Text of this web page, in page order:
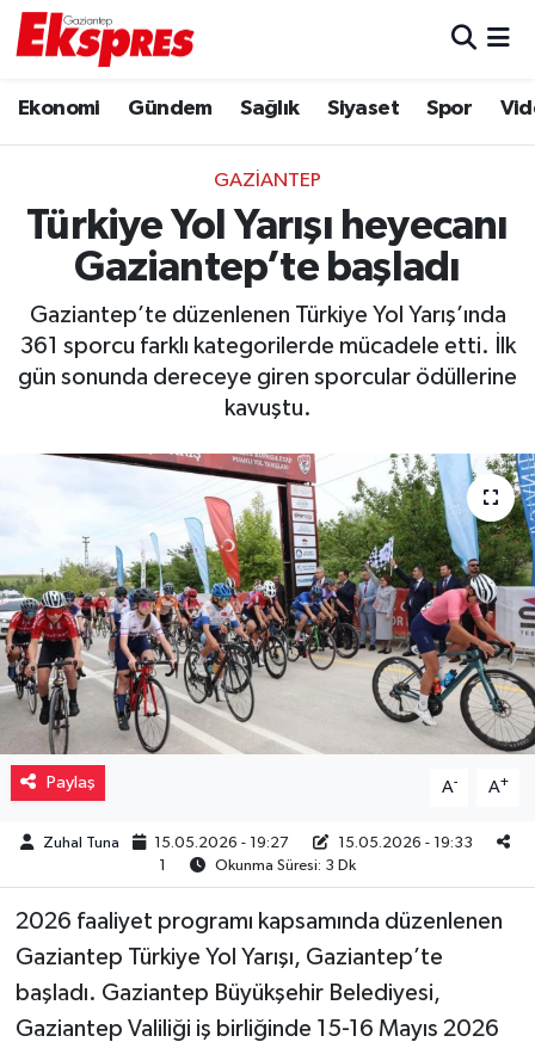
Ekonomi Gündem Sağlık Siyaset Spor
GAZIANTEP
Türkiye Yol Yarışı heyecanı
Gaziantep’te başladı
Gaziantep’te düzenlenen Türkiye Yol Yarış’ında
361 sporcu farklı kategorilerde mücadele etti. İlk
gün sonunda dereceye giren sporcular ödüllerine
kavuştu.
Paylaş A- A+
Zuhal Tuna 15.05.2026 - 19:27
15.05.2026 - 19:33
1
Okunma Süresi: 3 Dk
2026 faaliyet programı kapsamında düzenlenen
Gaziantep Türkiye Yol Yarışı, Gaziantep’te
başladı. Gaziantep Büyükşehir Belediyesi,
Gaziantep Valiliği iş birliğinde 15-16 Mayıs 2026
Ekonomi
Gaziantep son dakika
Genel
Gündem
Kültür Sanat
Müzik
Piyasa
Resmi İlanlar
Sağlık
Teknoloji
Trafik Durumu
Puan Durumu ve Fikstür
Tüm Manşetler
Son Dakika Haberleri